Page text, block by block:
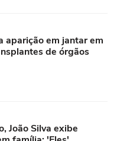
aparição em jantar em
de órgãos
João Silva exibe